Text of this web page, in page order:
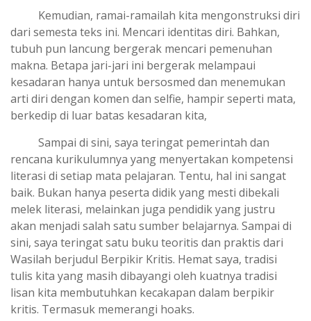
Kemudian, ramai-ramailah kita mengonstruksi diri
dari semesta teks ini. Mencari identitas diri. Bahkan,
tubuh pun lancung bergerak mencari pemenuhan
makna. Betapa jari-jari ini bergerak melampaui
kesadaran hanya untuk bersosmed dan menemukan
arti diri dengan komen dan selfie, hampir seperti mata,
berkedip di luar batas kesadaran kita,
Sampai di sini, saya teringat pemerintah dan
rencana kurikulumnya yang menyertakan kompetensi
literasi di setiap mata pelajaran. Tentu, hal ini sangat
baik. Bukan hanya peserta didik yang mesti dibekali
melek literasi, melainkan juga pendidik yang justru
akan menjadi salah satu sumber belajarnya. Sampai di
sini, saya teringat satu buku teoritis dan praktis dari
Wasilah berjudul Berpikir Kritis. Hemat saya, tradisi
tulis kita yang masih dibayangi oleh kuatnya tradisi
lisan kita membutuhkan kecakapan dalam berpikir
kritis. Termasuk memerangi hoaks.